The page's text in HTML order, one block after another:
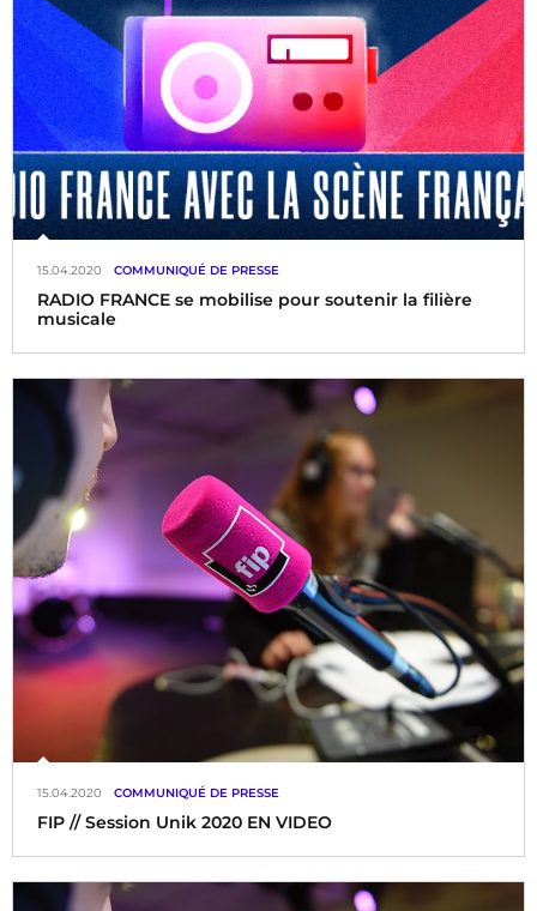
RADIO FRANCE se mobilise pour soutenir la filière
musicale
15.04.2020 COMMUNIQUÉ DE PRESSE
FIP // Session Unik 2020 EN VIDEO
15.04.2020 COMMUNIQUÉ DE PRESSE